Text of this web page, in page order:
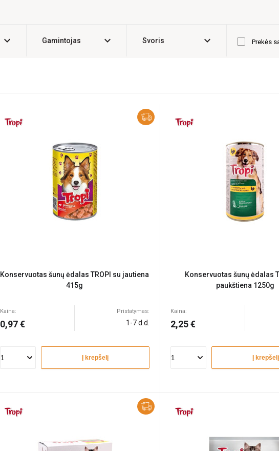
expand_more Gamintojas expand_more Svoris expand_more Prekės
Konservuotas šunų ėdalas TROPI su jautiena
415g
Kaina:
0,97 €
Pristatymas:
1-7 d.d.
Į krepšelį
Konservuotas šunų ėdalas
paukštiena 1250g
Kaina:
2,25 €
Į krepšelį